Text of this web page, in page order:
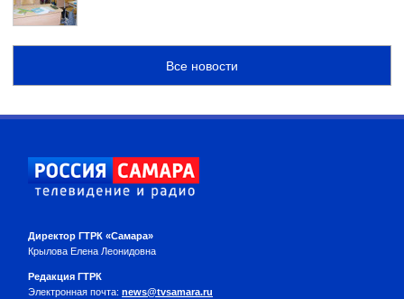
Все новости
Директор ГТРК «Самара»
Крылова Елена Леонидовна
Редакция ГТРК
Электронная почта: news@tvsamara.ru